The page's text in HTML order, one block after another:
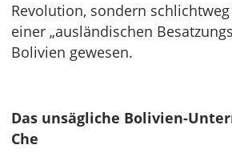
Revolution, sondern
einer „ausländischen
Bolivien gewesen.
Das unsägliche Bolivien-
Che